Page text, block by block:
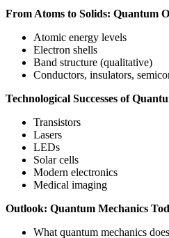
From Atoms to Solids: Quantum
Atomic energy levels
Electron shells
Band structure (qualitative)
Conductors, insulators,
Technological Successes of
Transistors
Lasers
LEDs
Solar cells
Modern electronics
Medical imaging
Outlook: Quantum Mechanics
What quantum mechanics does